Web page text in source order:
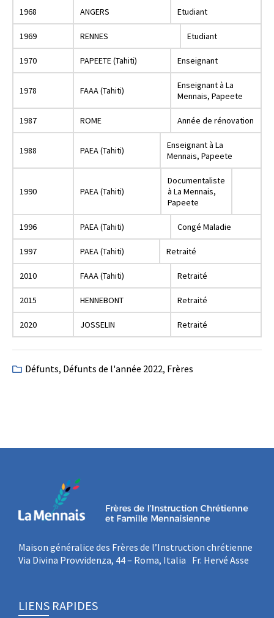
1968 ANGERS Etudiant
1969 RENNES Etudiant
1970 PAPEETE (Tahiti) Enseignant
1978 FAAA (Tahiti)
Enseignant à La
Mennais, Papeete
1987 ROME Année de rénovation
1988 PAEA (Tahiti)
Enseignant à La
Mennais, Papeete
1990 PAEA (Tahiti)
Documentaliste
à La Mennais,
Papeete
1996 PAEA (Tahiti) Congé Maladie
1997 PAEA (Tahiti) Retraité
2010 FAAA (Tahiti) Retraité
2015 HENNEBONT Retraité
2020 JOSSELIN Retraité
Défunts, Défunts de l'année 2022, Frères
Maison généralice des Frères de l’Instruction chrétienne
Via Divina Provvidenza, 44 – Roma, Italia Fr. Hervé Asse
LIENS RAPIDES